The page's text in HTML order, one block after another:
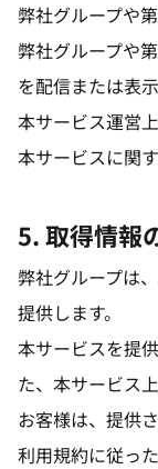
弊社グループや
弊社グループや
を配信または表
本サービス運営
本サービスに関
5. 取得情報
弊社グループは
提供します。
本サービスを提
た、本サービス
お客様は、提供
利用規約に従っ